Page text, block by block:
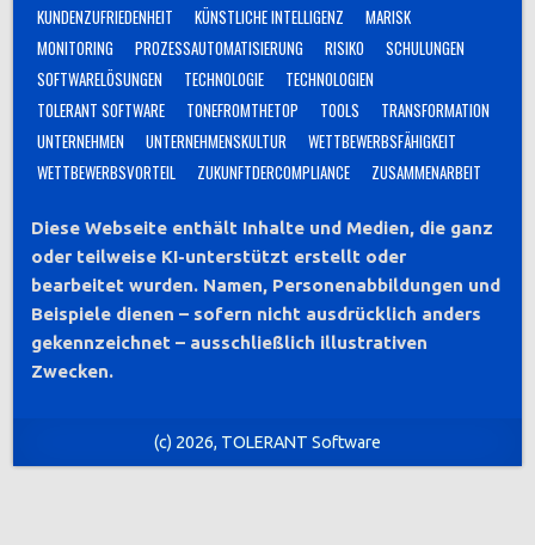
KUNDENZUFRIEDENHEIT
KÜNSTLICHE INTELLIGENZ
MARISK
MONITORING
PROZESSAUTOMATISIERUNG RISIKO
SCHULUNGEN
SOFTWARELÖSUNGEN
TECHNOLOGIE
TECHNOLOGIEN
TOLERANT SOFTWARE
TONEFROMTHETOP TOOLS
TRANSFORMATION
UNTERNEHMEN
UNTERNEHMENSKULTUR
WETTBEWERBSFÄHIGKEIT
WETTBEWERBSVORTEIL
ZUKUNFTDERCOMPLIANCE ZUSAMMENARBEIT
Diese Webseite enthält Inhalte und Medien, die ganz
oder teilweise KI-unterstützt erstellt oder
bearbeitet wurden. Namen, Personenabbildungen und
Beispiele dienen – sofern nicht ausdrücklich anders
gekennzeichnet – ausschließlich illustrativen
Zwecken.
(c) 2026, TOLERANT Software